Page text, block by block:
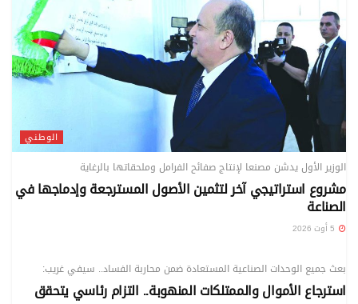
الوطني
الوزير الأول يدشن مصنعا لإنتاج صفائح الفرامل وملحقاتها بالرغاية
مشروع استراتيجي آخر لتثمين الأصول المسترجعة وإدماجها في
الصناعة
بعث جميع الوحدات الصناعية المستعادة ضمن محاربة الفساد.. سيفي غريب:
استرجاع الأموال والممتلكات المنهوبة.. التزام رئاسي يتحقق